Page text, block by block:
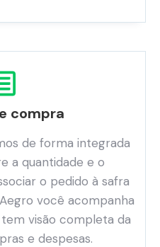
compra
de forma integrada
a quantidade e o
o pedido à safra
você acompanha
visão completa da
e despesas.